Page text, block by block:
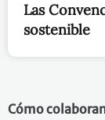
Las
sostenible
Cómo